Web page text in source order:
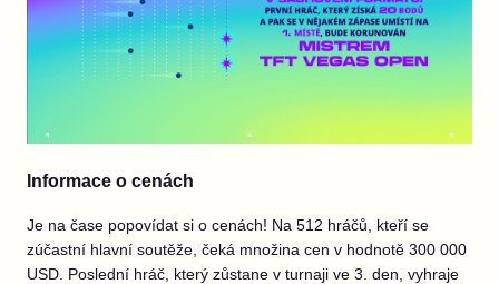
Informace o cenách
Je na čase popovídat si o cenách! Na 512 hráčů, kteří se
zúčastní hlavní soutěže, čeká množina cen v hodnotě 300 000
USD. Poslední hráč, který zůstane v turnaji ve 3. den, vyhraje